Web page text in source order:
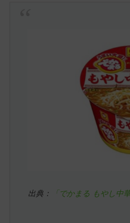
出典：
「でかまる もやし中